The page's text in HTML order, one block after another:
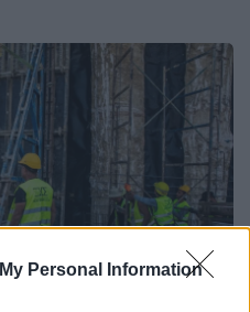
Personal Information